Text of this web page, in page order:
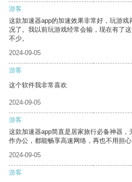
游客
这款加速器app的加速效果非常好，玩游
况了。我以前玩游戏经常会输，现在有了
不少。
2024-09-05
游客
这个软件我非常喜欢
2024-09-05
游客
这款加速器app简直是居家旅行必备神器
作办公，都能畅享高速网络，再也不用担心
2024-09-05
游客